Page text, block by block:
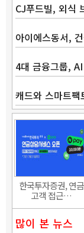
CJ푸드빌, 외식
아이에스동서,
4대 금융그룹,
캐드와 스마트
한국투자증권, 연금
고객 접근…
많이 본 뉴스